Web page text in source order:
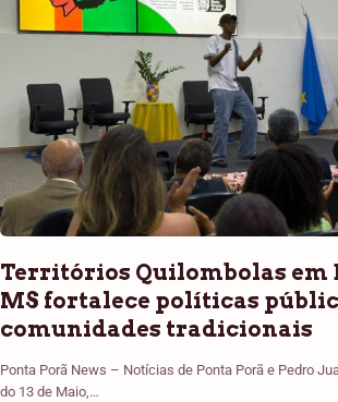
Territórios Quilombolas em
MS fortalece políticas
comunidades tradicionais
Ponta Porã News – Notícias de Ponta Porã e Pedro
do 13 de Maio,…